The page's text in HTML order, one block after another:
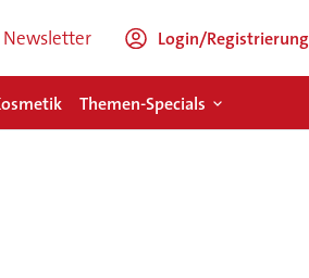
Newsletter Login/Registrierung
Themen-Specials